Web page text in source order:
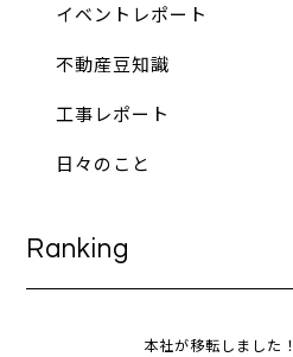
イベントレポート
不動産豆知識
工事レポート
日々のこと
Ranking
本社が移転しました！